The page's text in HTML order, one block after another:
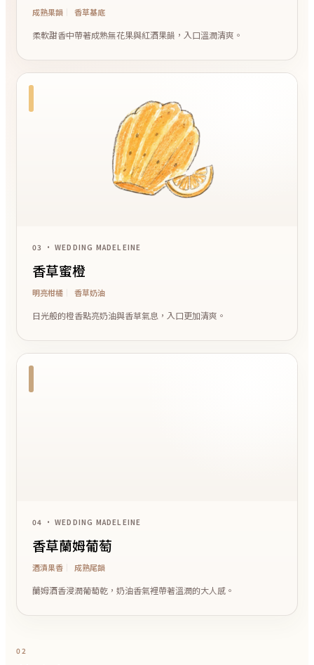
成熟果韻 香草基底
柔軟甜香中帶著成熟無花果與紅酒果韻，入口溫潤清爽。
03 • WEDDING MADELEINE
香草蜜橙
明亮柑橘 香草奶油
日光般的橙香點亮奶油與香草氣息，入口更加清爽。
04 • WEDDING MADELEINE
香草蘭姆葡萄
酒漬果香 成熟尾韻
蘭姆酒香浸潤葡萄乾，奶油香氣裡帶著溫潤的大人感。
02